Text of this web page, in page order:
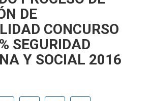
DE
CONCURSO
SEGURIDAD
Y SOCIAL 2016